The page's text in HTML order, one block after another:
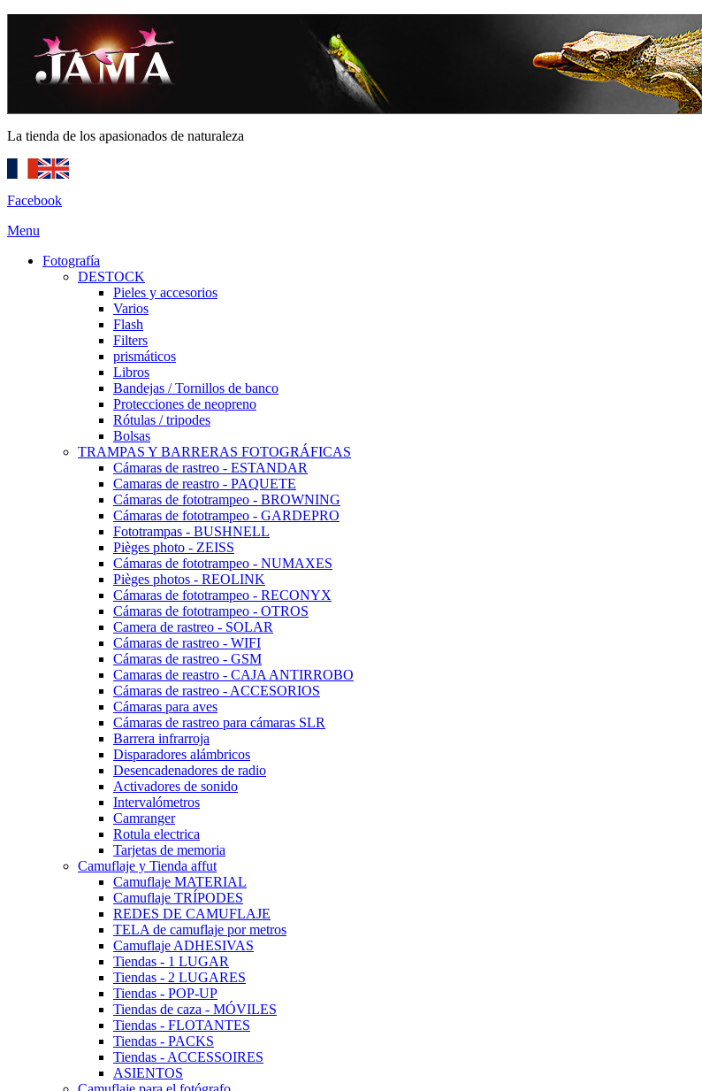
La tienda de los apasionados de naturaleza
Facebook
Menu
Fotografía
DESTOCK
Pieles y accesorios
Varios
Flash
Filters
prismáticos
Libros
Bandejas / Tornillos de banco
Protecciones de neopreno
Rótulas / tripodes
Bolsas
TRAMPAS Y BARRERAS FOTOGRÁFICAS
Cámaras de rastreo - ESTANDAR
Camaras de reastro - PAQUETE
Cámaras de fototrampeo - BROWNING
Cámaras de fototrampeo - GARDEPRO
Fototrampas - BUSHNELL
Pièges photo - ZEISS
Cámaras de fototrampeo - NUMAXES
Pièges photos - REOLINK
Cámaras de fototrampeo - RECONYX
Cámaras de fototrampeo - OTROS
Camera de rastreo - SOLAR
Cámaras de rastreo - WIFI
Cámaras de rastreo - GSM
Camaras de reastro - CAJA ANTIRROBO
Cámaras de rastreo - ACCESORIOS
Cámaras para aves
Cámaras de rastreo para cámaras SLR
Barrera infrarroja
Disparadores alámbricos
Desencadenadores de radio
Activadores de sonido
Intervalómetros
Camranger
Rotula electrica
Tarjetas de memoria
Camuflaje y Tienda affut
Camuflaje MATERIAL
Camuflaje TRÍPODES
REDES DE CAMUFLAJE
TELA de camuflaje por metros
Camuflaje ADHESIVAS
Tiendas - 1 LUGAR
Tiendas - 2 LUGARES
Tiendas - POP-UP
Tiendas de caza - MÓVILES
Tiendas - FLOTANTES
Tiendas - PACKS
Tiendas - ACCESSOIRES
ASIENTOS